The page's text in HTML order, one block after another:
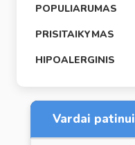
POPULIARUMAS
PRISITAIKYMAS
HIPOALERGINIS
Vardai patinui